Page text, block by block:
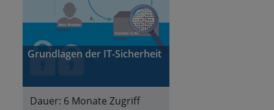
Grundlagen der IT-Sicherheit
Dauer: 6 Monate Zugriff